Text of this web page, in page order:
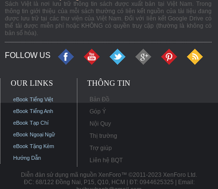
Sách Việt là nơi lưu trữ thông tin sách được xuất bản tại Việt Nam. Trong
thông tin giới thiệu của mỗi sách thường có liên kết nguồn của tài liệu đang
được lưu trữ tại các thư viện của Việt Nam. Đối với liên kết Google Drive có
thể tải được miễn phí hoặc KHÔNG có quyền truy cập (thường là không có
bản số hóa).
FOLLOW US
OUR LINKS
eBook Tiếng Việt
eBook Tiếng Anh
eBook Tạp Chí
eBook Ngoại Ngữ
eBook Tặng Kèm
Hướng Dẫn
THÔNG TIN
Bản Đồ
Góp Ý
Nội Quy
Thị trường
Trợ giúp
Liên hệ BQT
Diễn đàn sử dụng mã nguồn XenForo™ ©2011-2023 XenForo Ltd.
ĐC: 68/122 Đồng Nai, P15, Q10, HCM | ĐT: 0944625325 | Email: